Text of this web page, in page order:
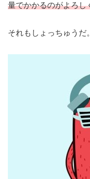
量でかかるのがよろし
それもしょっちゅうだ。